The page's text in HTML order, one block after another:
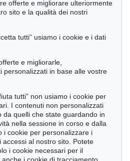
Ogetti venduti
offerte e migliorare ulteriormente
sito e la qualità dei nostri
tutti” usiamo i cookie e i dati
e migliorarle,
personalizzati in base alle vostre
tutti” non usiamo i cookie per
I contenuti non personalizzati
da quelli che state guardando in
nella sessione in corso e dalla
i cookie per personalizzare i
al nostro sito. Potete
i cookie necessari per il